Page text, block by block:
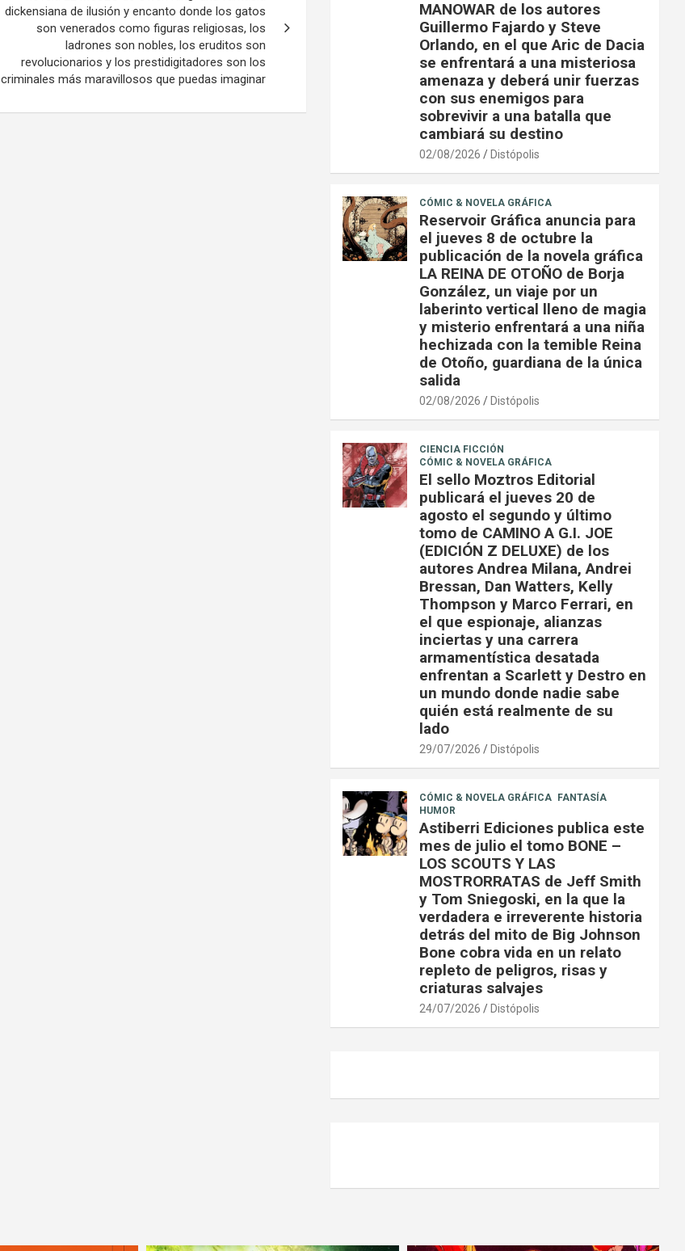
dickensiana de ilusión y encanto donde los gatos
son venerados como figuras religiosas, los
ladrones son nobles, los eruditos son
revolucionarios y los prestidigitadores son los
criminales más maravillosos que puedas imaginar
MANOWAR de los autores
Guillermo Fajardo y Steve
Orlando, en el que Aric de Dacia
se enfrentará a una misteriosa
amenaza y deberá unir fuerzas
con sus enemigos para
sobrevivir a una batalla que
cambiará su destino
02/08/2026 Distópolis
CÓMIC & NOVELA GRÁFICA
Reservoir Gráfica anuncia para
el jueves 8 de octubre la
publicación de la novela gráfica
LA REINA DE OTOÑO de Borja
González, un viaje por un
laberinto vertical lleno de magia
y misterio enfrentará a una niña
hechizada con la temible Reina
de Otoño, guardiana de la única
salida
02/08/2026 Distópolis
CIENCIA FICCIÓN
CÓMIC & NOVELA GRÁFICA
El sello Moztros Editorial
publicará el jueves 20 de
agosto el segundo y último
tomo de CAMINO A G.I. JOE
(EDICIÓN Z DELUXE) de los
autores Andrea Milana, Andrei
Bressan, Dan Watters, Kelly
Thompson y Marco Ferrari, en
el que espionaje, alianzas
inciertas y una carrera
armamentística desatada
enfrentan a Scarlett y Destro en
un mundo donde nadie sabe
quién está realmente de su
lado
29/07/2026 Distópolis
CÓMIC & NOVELA GRÁFICA
FANTASÍA
HUMOR
Astiberri Ediciones publica este
mes de julio el tomo BONE –
LOS SCOUTS Y LAS
MOSTRORRATAS de Jeff Smith
y Tom Sniegoski, en la que la
verdadera e irreverente historia
detrás del mito de Big Johnson
Bone cobra vida en un relato
repleto de peligros, risas y
criaturas salvajes
24/07/2026 Distópolis